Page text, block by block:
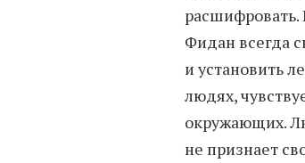
Фидан всегда
и установить
людях,
окружающих.
не признает